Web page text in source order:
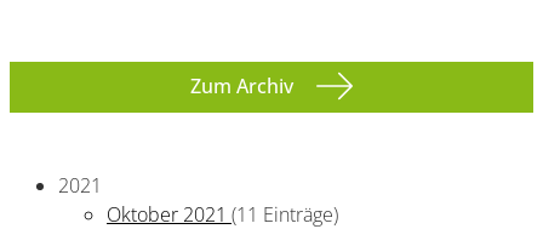
Zum Archiv
2021
Oktober 2021 (11 Einträge)